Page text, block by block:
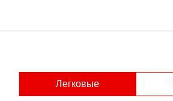
Легковые